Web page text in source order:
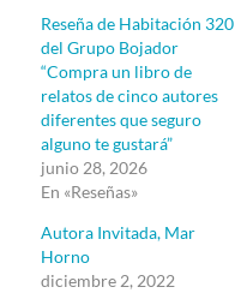
Reseña de Habitación 320
del Grupo Bojador
“Compra un libro de
relatos de cinco autores
diferentes que seguro
alguno te gustará”
junio 28, 2026
En «Reseñas»
Autora Invitada, Mar
Horno
diciembre 2, 2022